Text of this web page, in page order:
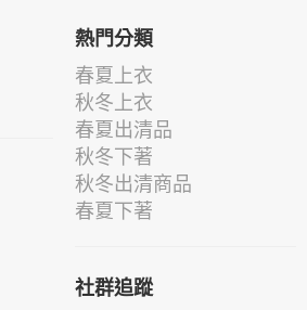
熱門分類
春夏上衣
秋冬上衣
春夏出清品
秋冬下著
秋冬出清商品
春夏下著
社群追蹤